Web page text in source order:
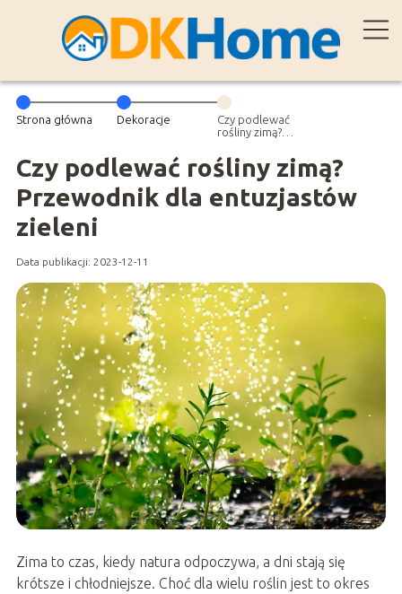
Strona główna Dekoracje
Czy podlewać
rośliny zimą?
entuzjastów
zieleni
Czy podlewać rośliny zimą?
Przewodnik dla entuzjastów
zieleni
Data publikacji: 2023-12-11
Zima to czas, kiedy natura odpoczywa, a dni stają się
krótsze i chłodniejsze. Choć dla wielu roślin jest to okres